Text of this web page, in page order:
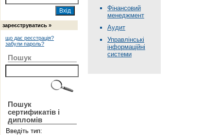
зареєструватись »
що дає реєстрація?
забули пароль?
Пошук
Пошук
сертификатів і
дипломів
Введіть тип:
Фінансовий
менеджмент
Аудит
Управлінські
інформаційні
системи